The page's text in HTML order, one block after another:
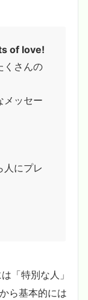
of love!
くさんの
メッセー
人にプレ
「特別な人」
ら基本的には